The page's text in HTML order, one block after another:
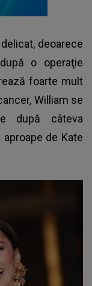
deoarece
o operaţie
foarte mult
William se
după câteva
de Kate